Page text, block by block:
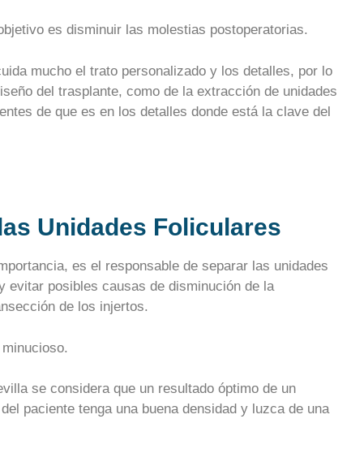
es disminuir las molestias postoperatorias.
mucho el trato personalizado y los detalles, por lo
del trasplante, como de la extracción de unidades
de que es en los detalles donde está la clave del
Unidades Foliculares
es el responsable de separar las unidades
posibles causas de disminución de la
de los injertos.
se considera que un resultado óptimo de un
paciente tenga una buena densidad y luzca de una